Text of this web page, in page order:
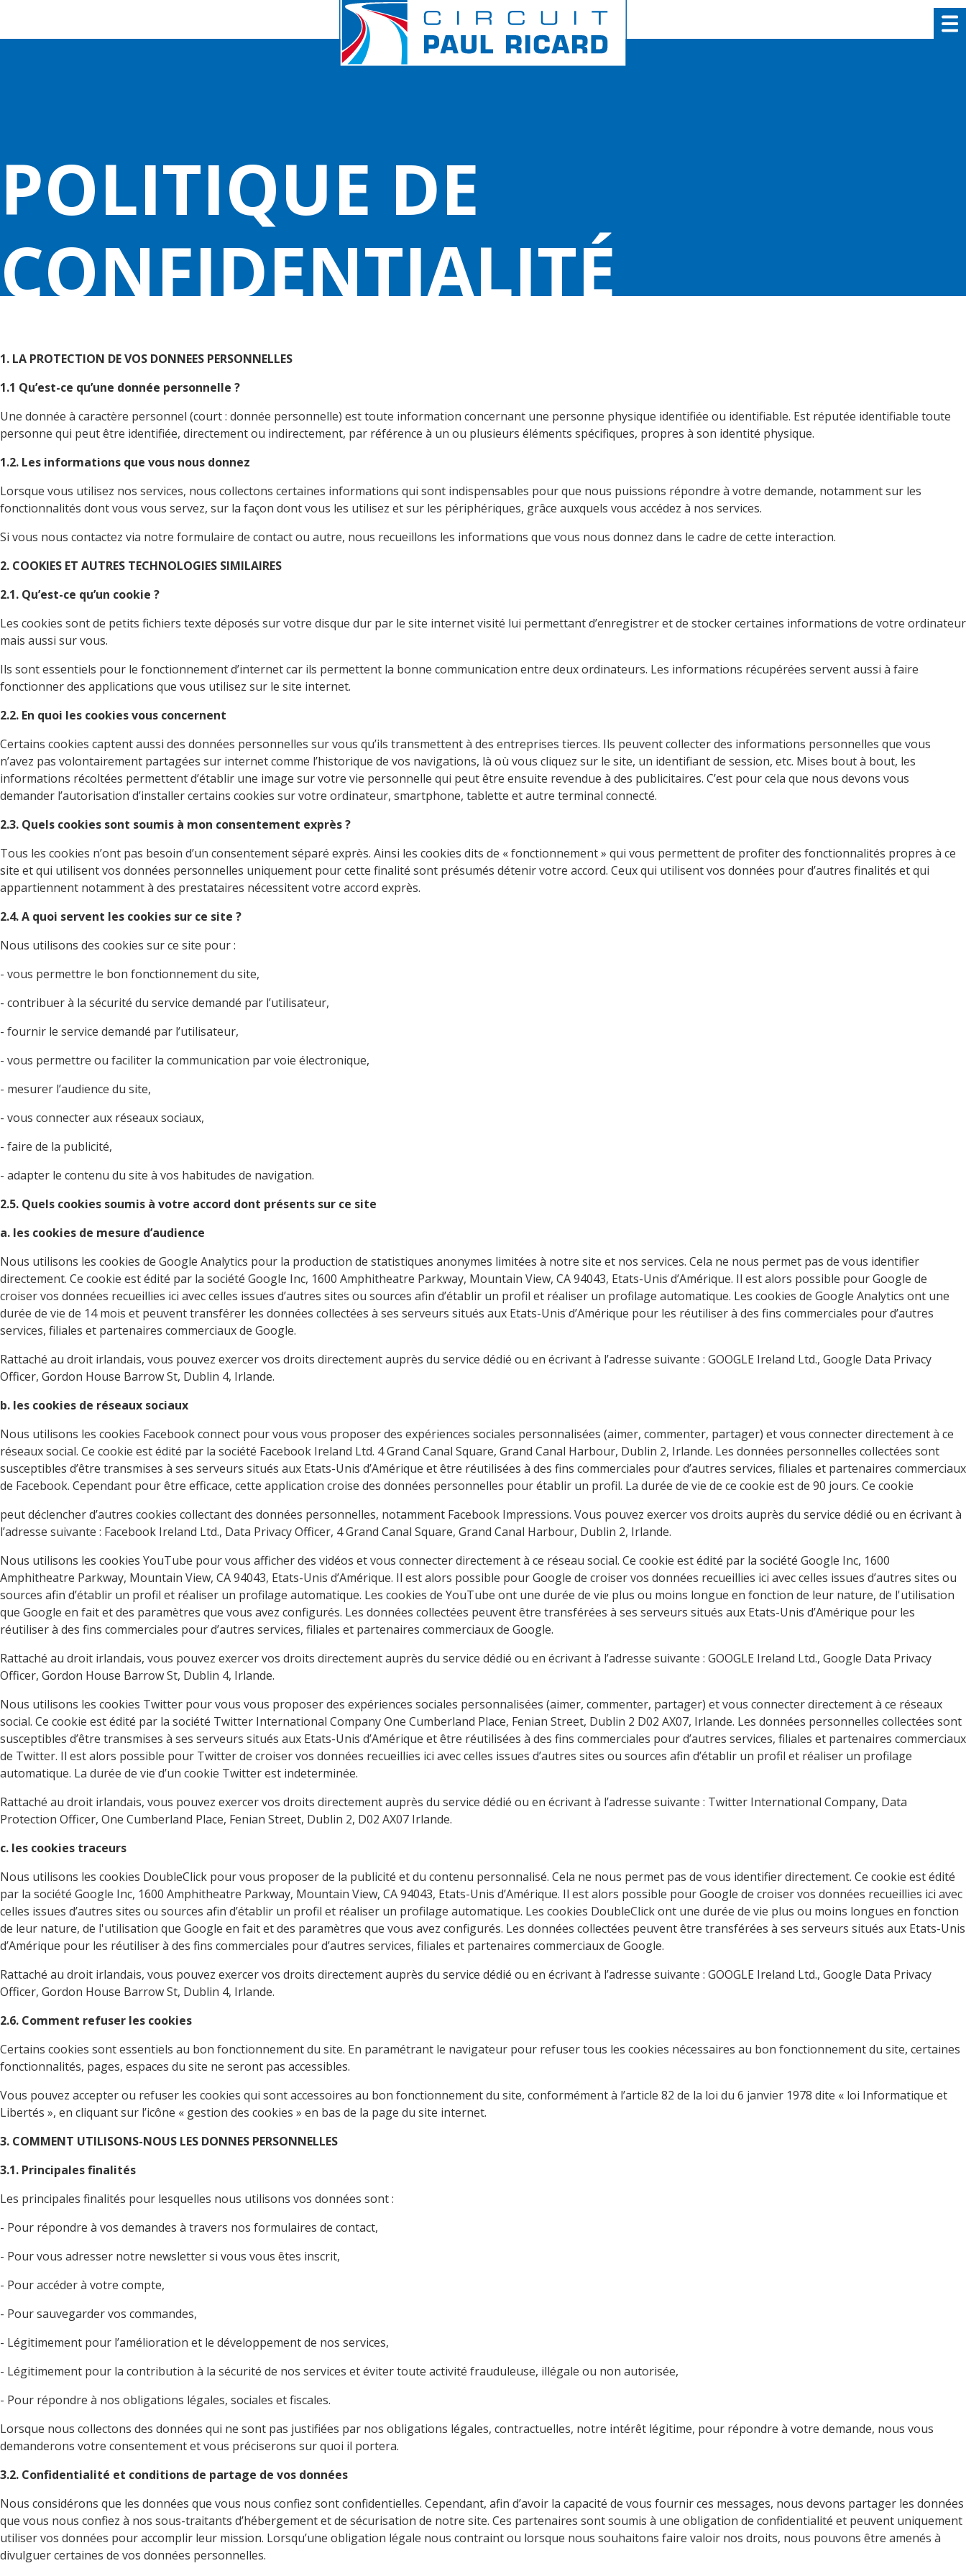
POLITIQUE DE
CONFIDENTIALITÉ
1. LA PROTECTION DE VOS DONNEES PERSONNELLES
1.1 Qu’est-ce qu’une donnée personnelle ?
Une donnée à caractère personnel (court : donnée personnelle) est toute information concernant une personne physique identifiée ou identifiable. Est réputée identifiable toute
personne qui peut être identifiée, directement ou indirectement, par référence à un ou plusieurs éléments spécifiques, propres à son identité physique.
1.2. Les informations que vous nous donnez
Lorsque vous utilisez nos services, nous collectons certaines informations qui sont indispensables pour que nous puissions répondre à votre demande, notamment sur les
fonctionnalités dont vous vous servez, sur la façon dont vous les utilisez et sur les périphériques, grâce auxquels vous accédez à nos services.
Si vous nous contactez via notre formulaire de contact ou autre, nous recueillons les informations que vous nous donnez dans le cadre de cette interaction.
2. COOKIES ET AUTRES TECHNOLOGIES SIMILAIRES
2.1. Qu’est-ce qu’un cookie ?
Les cookies sont de petits fichiers texte déposés sur votre disque dur par le site internet visité lui permettant d’enregistrer et de stocker certaines informations de votre ordinateur
mais aussi sur vous.
Ils sont essentiels pour le fonctionnement d’internet car ils permettent la bonne communication entre deux ordinateurs. Les informations récupérées servent aussi à faire
fonctionner des applications que vous utilisez sur le site internet.
2.2. En quoi les cookies vous concernent
Certains cookies captent aussi des données personnelles sur vous qu’ils transmettent à des entreprises tierces. Ils peuvent collecter des informations personnelles que vous
n’avez pas volontairement partagées sur internet comme l’historique de vos navigations, là où vous cliquez sur le site, un identifiant de session, etc. Mises bout à bout, les
informations récoltées permettent d’établir une image sur votre vie personnelle qui peut être ensuite revendue à des publicitaires. C’est pour cela que nous devons vous
demander l’autorisation d’installer certains cookies sur votre ordinateur, smartphone, tablette et autre terminal connecté.
2.3. Quels cookies sont soumis à mon consentement exprès ?
Tous les cookies n’ont pas besoin d’un consentement séparé exprès. Ainsi les cookies dits de « fonctionnement » qui vous permettent de profiter des fonctionnalités propres à ce
site et qui utilisent vos données personnelles uniquement pour cette finalité sont présumés détenir votre accord. Ceux qui utilisent vos données pour d’autres finalités et qui
appartiennent notamment à des prestataires nécessitent votre accord exprès.
2.4. A quoi servent les cookies sur ce site ?
Nous utilisons des cookies sur ce site pour :
- vous permettre le bon fonctionnement du site,
- contribuer à la sécurité du service demandé par l’utilisateur,
- fournir le service demandé par l’utilisateur,
- vous permettre ou faciliter la communication par voie électronique,
- mesurer l’audience du site,
- vous connecter aux réseaux sociaux,
- faire de la publicité,
- adapter le contenu du site à vos habitudes de navigation.
2.5. Quels cookies soumis à votre accord dont présents sur ce site
a. les cookies de mesure d’audience
Nous utilisons les cookies de Google Analytics pour la production de statistiques anonymes limitées à notre site et nos services. Cela ne nous permet pas de vous identifier
directement. Ce cookie est édité par la société Google Inc, 1600 Amphitheatre Parkway, Mountain View, CA 94043, Etats-Unis d’Amérique. Il est alors possible pour Google de
croiser vos données recueillies ici avec celles issues d’autres sites ou sources afin d’établir un profil et réaliser un profilage automatique. Les cookies de Google Analytics ont une
durée de vie de 14 mois et peuvent transférer les données collectées à ses serveurs situés aux Etats-Unis d’Amérique pour les réutiliser à des fins commerciales pour d’autres
services, filiales et partenaires commerciaux de Google.
Rattaché au droit irlandais, vous pouvez exercer vos droits directement auprès du service dédié ou en écrivant à l’adresse suivante : GOOGLE Ireland Ltd., Google Data Privacy
Officer, Gordon House Barrow St, Dublin 4, Irlande.
b. les cookies de réseaux sociaux
Nous utilisons les cookies Facebook connect pour vous vous proposer des expériences sociales personnalisées (aimer, commenter, partager) et vous connecter directement à ce
réseaux social. Ce cookie est édité par la société Facebook Ireland Ltd. 4 Grand Canal Square, Grand Canal Harbour, Dublin 2, Irlande. Les données personnelles collectées sont
susceptibles d’être transmises à ses serveurs situés aux Etats-Unis d’Amérique et être réutilisées à des fins commerciales pour d’autres services, filiales et partenaires commerciaux
de Facebook. Cependant pour être efficace, cette application croise des données personnelles pour établir un profil. La durée de vie de ce cookie est de 90 jours. Ce cookie
peut déclencher d’autres cookies collectant des données personnelles, notamment Facebook Impressions. Vous pouvez exercer vos droits auprès du service dédié ou en écrivant à
l’adresse suivante : Facebook Ireland Ltd., Data Privacy Officer, 4 Grand Canal Square, Grand Canal Harbour, Dublin 2, Irlande.
Nous utilisons les cookies YouTube pour vous afficher des vidéos et vous connecter directement à ce réseau social. Ce cookie est édité par la société Google Inc, 1600
Amphitheatre Parkway, Mountain View, CA 94043, Etats-Unis d’Amérique. Il est alors possible pour Google de croiser vos données recueillies ici avec celles issues d’autres sites ou
sources afin d’établir un profil et réaliser un profilage automatique. Les cookies de YouTube ont une durée de vie plus ou moins longue en fonction de leur nature, de l'utilisation
que Google en fait et des paramètres que vous avez configurés. Les données collectées peuvent être transférées à ses serveurs situés aux Etats-Unis d’Amérique pour les
réutiliser à des fins commerciales pour d’autres services, filiales et partenaires commerciaux de Google.
Rattaché au droit irlandais, vous pouvez exercer vos droits directement auprès du service dédié ou en écrivant à l’adresse suivante : GOOGLE Ireland Ltd., Google Data Privacy
Officer, Gordon House Barrow St, Dublin 4, Irlande.
Nous utilisons les cookies Twitter pour vous vous proposer des expériences sociales personnalisées (aimer, commenter, partager) et vous connecter directement à ce réseaux
social. Ce cookie est édité par la société Twitter International Company One Cumberland Place, Fenian Street, Dublin 2 D02 AX07, Irlande. Les données personnelles collectées sont
susceptibles d’être transmises à ses serveurs situés aux Etats-Unis d’Amérique et être réutilisées à des fins commerciales pour d’autres services, filiales et partenaires commerciaux
de Twitter. Il est alors possible pour Twitter de croiser vos données recueillies ici avec celles issues d’autres sites ou sources afin d’établir un profil et réaliser un profilage
automatique. La durée de vie d’un cookie Twitter est indeterminée.
Rattaché au droit irlandais, vous pouvez exercer vos droits directement auprès du service dédié ou en écrivant à l’adresse suivante : Twitter International Company, Data
Protection Officer, One Cumberland Place, Fenian Street, Dublin 2, D02 AX07 Irlande.
c. les cookies traceurs
Nous utilisons les cookies DoubleClick pour vous proposer de la publicité et du contenu personnalisé. Cela ne nous permet pas de vous identifier directement. Ce cookie est édité
par la société Google Inc, 1600 Amphitheatre Parkway, Mountain View, CA 94043, Etats-Unis d’Amérique. Il est alors possible pour Google de croiser vos données recueillies ici avec
celles issues d’autres sites ou sources afin d’établir un profil et réaliser un profilage automatique. Les cookies DoubleClick ont une durée de vie plus ou moins longues en fonction
de leur nature, de l'utilisation que Google en fait et des paramètres que vous avez configurés. Les données collectées peuvent être transférées à ses serveurs situés aux Etats-Unis
d’Amérique pour les réutiliser à des fins commerciales pour d’autres services, filiales et partenaires commerciaux de Google.
Rattaché au droit irlandais, vous pouvez exercer vos droits directement auprès du service dédié ou en écrivant à l’adresse suivante : GOOGLE Ireland Ltd., Google Data Privacy
Officer, Gordon House Barrow St, Dublin 4, Irlande.
2.6. Comment refuser les cookies
Certains cookies sont essentiels au bon fonctionnement du site. En paramétrant le navigateur pour refuser tous les cookies nécessaires au bon fonctionnement du site, certaines
fonctionnalités, pages, espaces du site ne seront pas accessibles.
Vous pouvez accepter ou refuser les cookies qui sont accessoires au bon fonctionnement du site, conformément à l’article 82 de la loi du 6 janvier 1978 dite « loi Informatique et
Libertés », en cliquant sur l’icône « gestion des cookies » en bas de la page du site internet.
3. COMMENT UTILISONS-NOUS LES DONNES PERSONNELLES
3.1. Principales finalités
Les principales finalités pour lesquelles nous utilisons vos données sont :
- Pour répondre à vos demandes à travers nos formulaires de contact,
- Pour vous adresser notre newsletter si vous vous êtes inscrit,
- Pour accéder à votre compte,
- Pour sauvegarder vos commandes,
- Légitimement pour l’amélioration et le développement de nos services,
- Légitimement pour la contribution à la sécurité de nos services et éviter toute activité frauduleuse, illégale ou non autorisée,
- Pour répondre à nos obligations légales, sociales et fiscales.
Lorsque nous collectons des données qui ne sont pas justifiées par nos obligations légales, contractuelles, notre intérêt légitime, pour répondre à votre demande, nous vous
demanderons votre consentement et vous préciserons sur quoi il portera.
3.2. Confidentialité et conditions de partage de vos données
Nous considérons que les données que vous nous confiez sont confidentielles. Cependant, afin d’avoir la capacité de vous fournir ces messages, nous devons partager les données
que vous nous confiez à nos sous-traitants d’hébergement et de sécurisation de notre site. Ces partenaires sont soumis à une obligation de confidentialité et peuvent uniquement
utiliser vos données pour accomplir leur mission. Lorsqu’une obligation légale nous contraint ou lorsque nous souhaitons faire valoir nos droits, nous pouvons être amenés à
divulguer certaines de vos données personnelles.